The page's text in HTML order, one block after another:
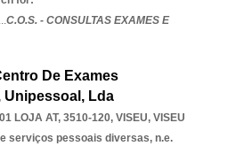
C.O.S. - CONSULTAS EXAMES E
De Exames
Unipessoal, Lda
LOJA AT, 3510-120, VISEU, VISEU
serviços pessoais diversas, n.e.